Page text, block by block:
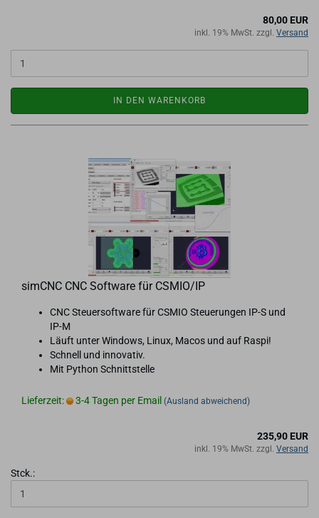
80,00 EUR
inkl. 19% MwSt. zzgl. Versand
IN DEN WARENKORB
simCNC CNC Soft­ware für CSMIO/IP
CNC Steu­er­soft­ware für CSMIO Steue­run­gen IP-S und
IP-M
Läuft unter Win­dows, Linux, Macos und auf Raspi!
Schnell und in­no­va­tiv.
Mit Py­thon Schnitt­stel­le
Lieferzeit: 3-4 Tagen per Email (Ausland abweichend)
235,90 EUR
inkl. 19% MwSt. zzgl. Versand
Stck.: